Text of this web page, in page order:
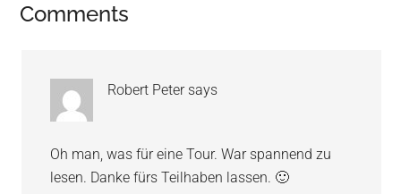
Reader
Comments
Robert Peter says
Oh man, was für eine Tour. War spannend zu
lesen. Danke fürs Teilhaben lassen. 🙂